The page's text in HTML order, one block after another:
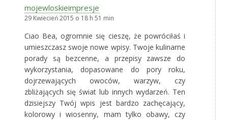
mojewloskieimpresje
29 Kwiecień 2015 o 18 h 51 min
Ciao Bea, ogromnie się cieszę, że powróciłaś i
umieszczasz swoje nowe wpisy. Twoje kulinarne
porady są bezcenne, a przepisy zawsze do
wykorzystania, dopasowane do pory roku,
dojrzewających owoców, warzyw, czy
zbliżających się świat lub innych wydarzeń. Ten
dzisiejszy Twój wpis jest bardzo zachęcający,
kolorowy i wiosenny, mam tylko obawy, czy